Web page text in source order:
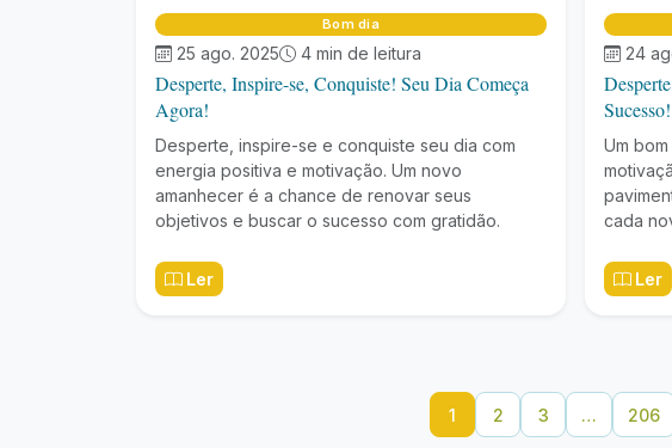
Bom dia
25 ago. 2025 4 min de leitura
Desperte, Inspire-se, Conquiste! Seu Dia Começa
Agora!
Desperte, inspire-se e conquiste seu dia com
energia positiva e motivação. Um novo
amanhecer é a chance de renovar seus
objetivos e buscar o sucesso com gratidão.
Ler
24
Sucesso!
Um
cada
Ler
1 2 3 … 206